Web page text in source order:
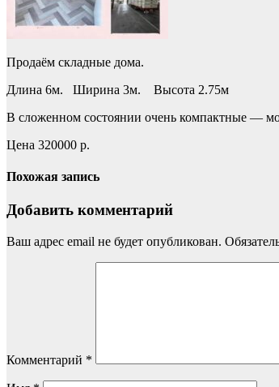
Продаём складные дома.
Длина 6м. Ширина 3м. Высота 2.75м
В сложенном состоянии очень компактные —
Цена 320000 р.
Похожая запись
Добавить комментарий
Ваш адрес email не будет опубликован.
Комментарий *